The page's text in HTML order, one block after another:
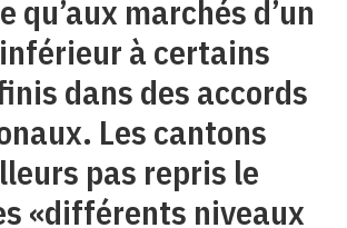
qu’aux marchés d’un
à certains
dans des accords
Les cantons
pas repris le
«différents niveaux